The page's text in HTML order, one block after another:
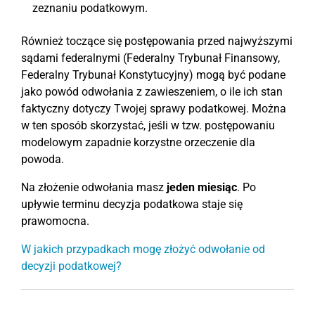
zeznaniu podatkowym.
Również toczące się postępowania przed najwyższymi
sądami federalnymi (Federalny Trybunał Finansowy,
Federalny Trybunał Konstytucyjny) mogą być podane
jako powód odwołania z zawieszeniem, o ile ich stan
faktyczny dotyczy Twojej sprawy podatkowej. Można
w ten sposób skorzystać, jeśli w tzw. postępowaniu
modelowym zapadnie korzystne orzeczenie dla
powoda.
Na złożenie odwołania masz jeden miesiąc. Po
upływie terminu decyzja podatkowa staje się
prawomocna.
W jakich przypadkach mogę złożyć odwołanie od
decyzji podatkowej?